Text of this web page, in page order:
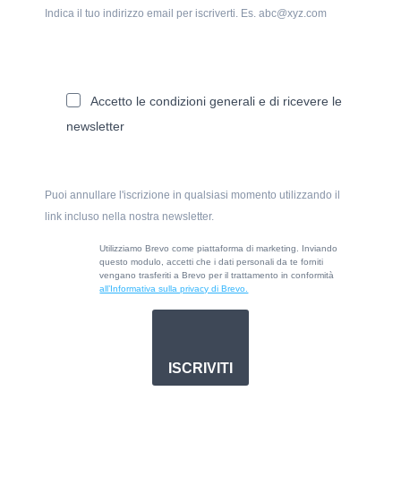
Indica il tuo indirizzo email per iscriverti. Es. abc@xyz.com
Accetto le condizioni generali e di ricevere le
newsletter
Puoi annullare l'iscrizione in qualsiasi momento utilizzando il
link incluso nella nostra newsletter.
Utilizziamo Brevo come piattaforma di marketing. Inviando
questo modulo, accetti che i dati personali da te forniti
vengano trasferiti a Brevo per il trattamento in conformità
all’Informativa sulla privacy di Brevo.
ISCRIVITI